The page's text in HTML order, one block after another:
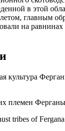
в этой
главным
на
культура
племен
tribes of